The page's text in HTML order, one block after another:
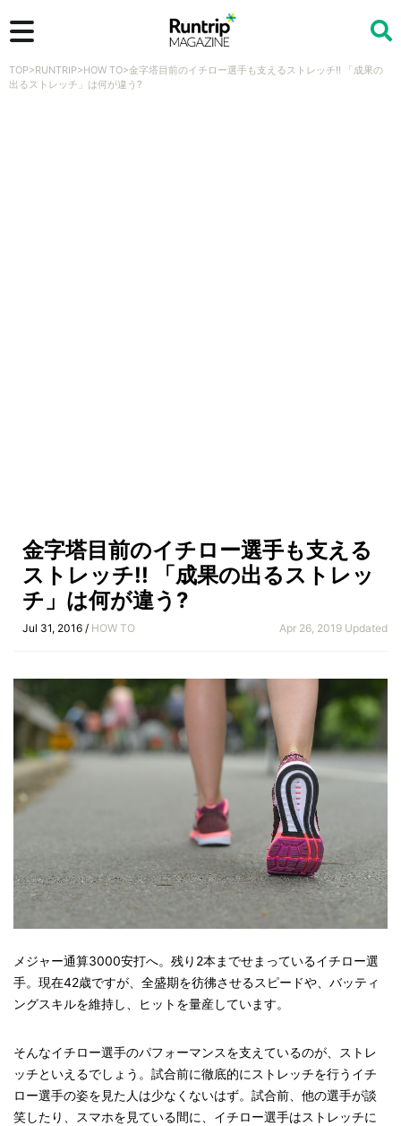
検索
TOP>RUNTRIP>HOW TO>金字塔目前のイチロー選手も支えるストレッチ!! 「成果の
出るストレッチ」は何が違う?
金字塔目前のイチロー選手も支える
ストレッチ!! 「成果の出るストレッ
チ」は何が違う?
Jul 31, 2016 / HOW TO Apr 26, 2019 Updated
メジャー通算3000安打へ。残り2本までせまっているイチロー選
手。現在42歳ですが、全盛期を彷彿させるスピードや、バッティ
ングスキルを維持し、ヒットを量産しています。
そんなイチロー選手のパフォーマンスを支えているのが、ストレ
ッチといえるでしょう。試合前に徹底的にストレッチを行うイチ
ロー選手の姿を見た人は少なくないはず。試合前、他の選手が談
笑したり、スマホを見ている間に、イチロー選手はストレッチに